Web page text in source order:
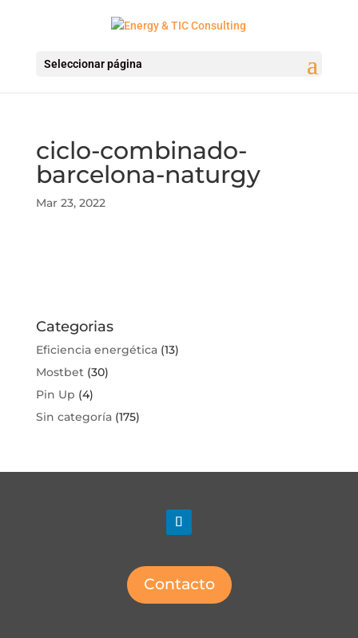
Seleccionar página
ciclo-combinado-
barcelona-naturgy
Mar 23, 2022
Categorias
Eficiencia energética(13)
Mostbet(30)
Pin Up (4)
Sin categoría(175)
Contacto